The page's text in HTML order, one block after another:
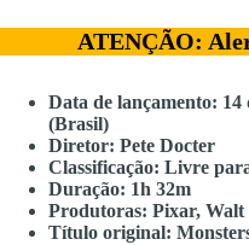
ATENÇÃO:
Data de lançamento: 14
(Brasil)
Diretor: Pete Docter
Classificação: Livre
Duração: 1h 32m
Produtoras: Pixar, Walt
Título original: